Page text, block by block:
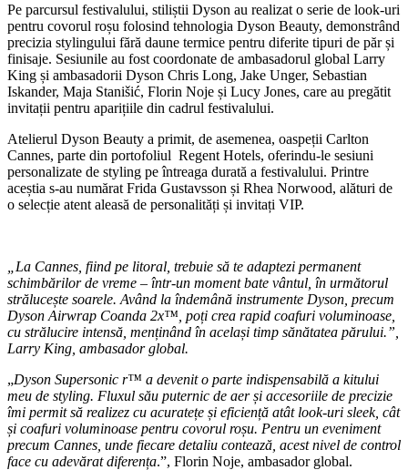
Pe parcursul festivalului, stiliștii Dyson au realizat o serie de look-uri
pentru covorul roșu folosind tehnologia Dyson Beauty, demonstrând
precizia stylingului fără daune termice pentru diferite tipuri de păr și
finisaje. Sesiunile au fost coordonate de ambasadorul global Larry
King și ambasadorii Dyson Chris Long, Jake Unger, Sebastian
Iskander, Maja Stanišić, Florin Noje și Lucy Jones, care au pregătit
invitații pentru aparițiile din cadrul festivalului.
Atelierul Dyson Beauty a primit, de asemenea, oaspeții Carlton
Cannes, parte din portofoliul Regent Hotels, oferindu-le sesiuni
personalizate de styling pe întreaga durată a festivalului. Printre
aceștia s-au numărat Frida Gustavsson și Rhea Norwood, alături de
o selecție atent aleasă de personalități și invitați VIP.
„La Cannes, fiind pe litoral, trebuie să te adaptezi permanent
schimbărilor de vreme – într-un moment bate vântul, în următorul
strălucește soarele. Având la îndemână instrumente Dyson, precum
Dyson Airwrap Coanda 2x™, poți crea rapid coafuri voluminoase,
cu strălucire intensă, menținând în același timp sănătatea părului.”,
Larry King, ambasador global.
„Dyson Supersonic r™ a devenit o parte indispensabilă a kitului
meu de styling. Fluxul său puternic de aer și accesoriile de precizie
îmi permit să realizez cu acuratețe și eficiență atât look-uri sleek, cât
și coafuri voluminoase pentru covorul roșu. Pentru un eveniment
precum Cannes, unde fiecare detaliu contează, acest nivel de control
face cu adevărat diferența.”, Florin Noje, ambasador global.